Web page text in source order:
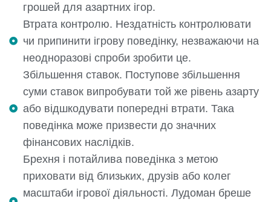
грошей для азартних ігор.
Втрата контролю. Нездатність контролювати
чи припинити ігрову поведінку, незважаючи на
неодноразові спроби зробити це.
Збільшення ставок. Поступове збільшення
суми ставок випробувати той же рівень азарту
або відшкодувати попередні втрати. Така
поведінка може призвести до значних
фінансових наслідків.
Брехня і потайлива поведінка з метою
приховати від близьких, друзів або колег
масштаби ігрової діяльності. Лудоман бреше